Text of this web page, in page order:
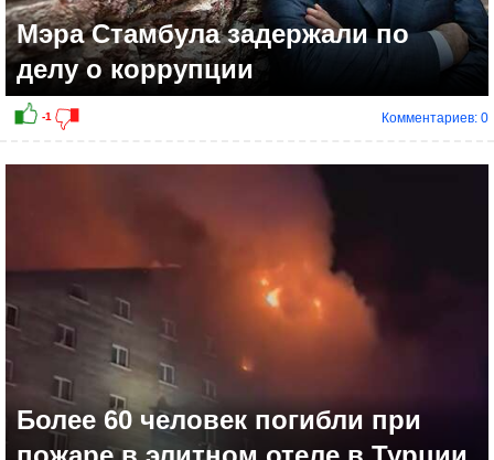
Мэра Стамбула задержали по
делу о коррупции
Комментариев: 0
Более 60 человек погибли при